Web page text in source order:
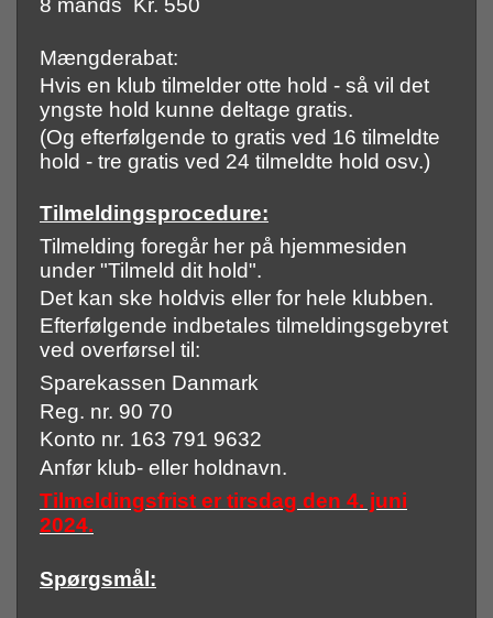
8 mands Kr. 550
Mængderabat:
Hvis en klub tilmelder otte hold - så vil det
yngste hold kunne deltage gratis.
(Og efterfølgende to gratis ved 16 tilmeldte
hold - tre gratis ved 24 tilmeldte hold osv.)
Tilmeldingsprocedure:
Tilmelding foregår her på hjemmesiden
under "Tilmeld dit hold".
Det kan ske holdvis eller for hele klubben.
Efterfølgende indbetales tilmeldingsgebyret
ved overførsel til:
Sparekassen Danmark
Reg. nr. 90 70
Konto nr. 163 791 9632
Anfør klub- eller holdnavn.
Tilmeldingsfrist er tirsdag den 4. juni
2024.
Spørgsmål: